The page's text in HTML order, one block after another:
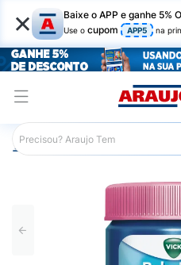
× Baixe o APP e ganhe 5%
Use o cupom APP5 na
Araujo Medicamentos